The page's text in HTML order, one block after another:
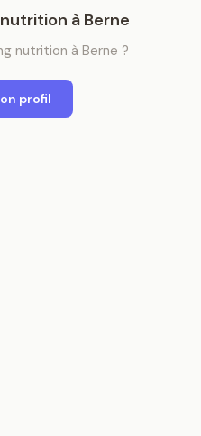
à Berne
nutrition à Berne ?
profil